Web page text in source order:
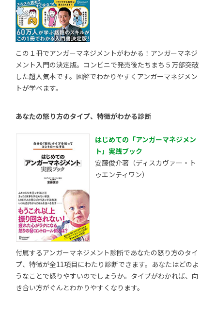
この１冊でアンガーマネジメントがわかる！アンガーマネジ
メント入門の決定版。コンビニで発売後たちまち５万部突破
した超人気本です。図解でわかりやすくアンガーマネジメン
トが学べます。
あなたの怒り方のタイプ、特徴がわかる診断
はじめての「アンガーマネジメン
ト」実践ブック
安藤俊介著（ディスカヴァー・ト
ゥエンティワン）
付属するアンガーマネジメント診断であなたの怒り方のタイ
プ、特徴が全11項目にわたり診断できます。あなたはどのよ
うなことで怒りやすいのでしょうか。タイプがわかれば、向
き合い方がぐんとわかりやすくなります。